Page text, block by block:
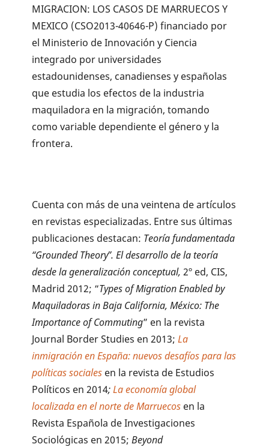
MIGRACION: LOS CASOS DE MARRUECOS Y
MEXICO (CSO2013-40646-P) financiado por
el Ministerio de Innovación y Ciencia
integrado por universidades
estadounidenses, canadienses y españolas
que estudia los efectos de la industria
maquiladora en la migración, tomando
como variable dependiente el género y la
frontera.
Cuenta con más de una veintena de artículos
en revistas especializadas. Entre sus últimas
publicaciones destacan: Teoría fundamentada
“Grounded Theory”. El desarrollo de la teoría
desde la generalización conceptual, 2º ed, CIS,
Madrid 2012; “Types of Migration Enabled by
Maquiladoras in Baja California, México: The
Importance of Commuting” en la revista
Journal Border Studies en 2013;La
inmigración en España: nuevos desafíos para las
políticas sociales en la revista de Estudios
Políticos en 2014;La economía global
localizada en el norte de Marruecos en la
Revista Española de Investigaciones
Sociológicas en 2015;Beyond